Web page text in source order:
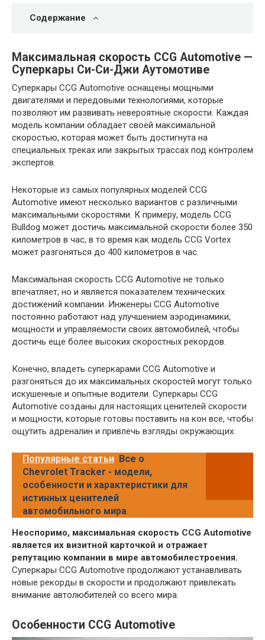
Содержание
Максимальная скорость CCG Automotive —
Суперкары Си-Си-Джи Аутомотиве
Суперкары CCG Automotive оснащены мощными
двигателями и передовыми технологиями, которые
позволяют им развивать невероятные скорости. Каждая
модель компании обладает своей максимальной
скоростью, которая может быть достигнута на
специальных треках или закрытых трассах под контролем
экспертов.
Некоторые из самых популярных моделей CCG
Automotive имеют несколько вариантов с различными
максимальными скоростями. К примеру, модель CCG
Bulldog может достичь максимальной скорости более 350
километров в час, в то время как модель CCG Vortex
может разгоняться до 400 километров в час.
Максимальная скорость CCG Automotive не только
впечатляет, но и является показателем технических
достижений компании. Инженеры CCG Automotive
постоянно работают над улучшением аэродинамики,
мощности и управляемости своих автомобилей, чтобы
достичь еще более высоких скоростных рекордов.
Конечно, владеть суперкарами CCG Automotive и
разгоняться до их максимальных скоростей могут только
искушенные и опытные водители. Суперкары CCG
Automotive созданы для настоящих ценителей скорости
и мощности, которые готовы поставить на кон все, чтобы
ощутить адреналин и привлечь взгляды окружающих.
Популярные статьи Все о
Chevrolet Tracker - модели,
особенности и характеристики для
истинных ценителей
автомобильного мира
Неоспоримо, максимальная скорость CCG Automotive
является их визитной карточкой и отражает
репутацию компании в мире автомобилестроения.
Суперкары CCG Automotive продолжают устанавливать
новые рекорды в скорости и продолжают привлекать
внимание автолюбителей со всего мира.
Особенности CCG Automotive